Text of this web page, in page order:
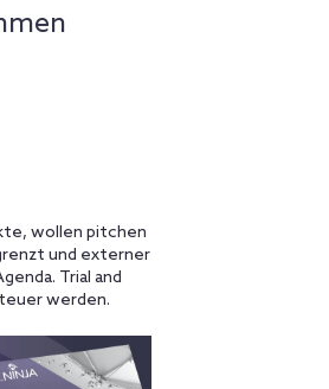
wollen pitchen
und externer
Trial and
werden.